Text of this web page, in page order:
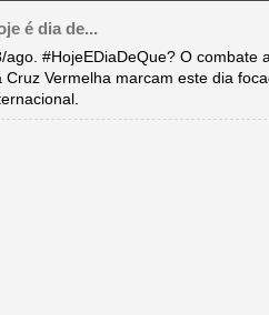
é dia de...
ago. #HojeEDiaDeQue? O combate
Cruz Vermelha marcam este dia